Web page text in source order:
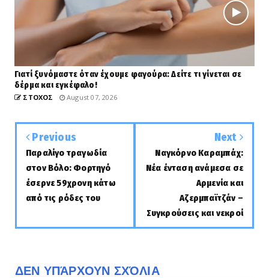
Γιατί ξυνόμαστε όταν έχουμε φαγούρα: Δείτε τι γίνεται σε
δέρμα και εγκέφαλο!
ΣΤΟΧΟΣ August 07, 2026
Previous
Παραλίγο τραγωδία
στον Βόλο: Φορτηγό
έσερνε 59χρονη κάτω
από τις ρόδες του
Next
Ναγκόρνο Καραμπάχ:
Νέα ένταση ανάμεσα σε
Αρμενία και
Αζερμπαϊτζάν –
Συγκρούσεις και νεκροί
ΔΕΝ ΥΠΆΡΧΟΥΝ ΣΧΌΛΙΑ